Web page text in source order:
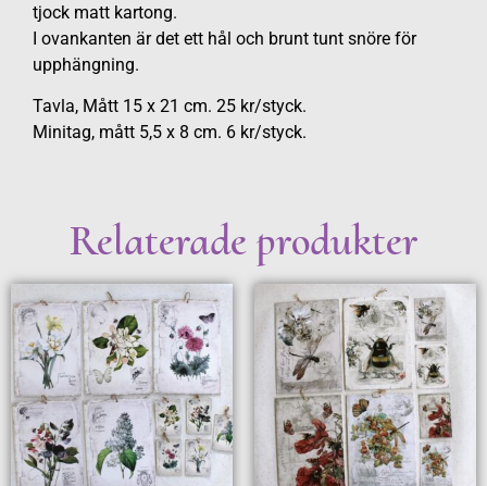
tjock matt kartong.
I ovankanten är det ett hål och brunt tunt snöre för
upphängning.
Tavla, Mått 15 x 21 cm. 25 kr/styck.
Minitag, mått 5,5 x 8 cm. 6 kr/styck.
Relaterade produkter